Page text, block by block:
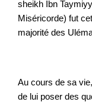
sheikh Ibn
Miséricorde) fut
majorité des
Au cours de sa
de lui poser des